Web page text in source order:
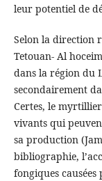
leur potentiel de
Selon la direction
Tetouan- Al
dans la région du
secondairement
Certes, le
vivants qui
sa production
bibliographie,
fongiques